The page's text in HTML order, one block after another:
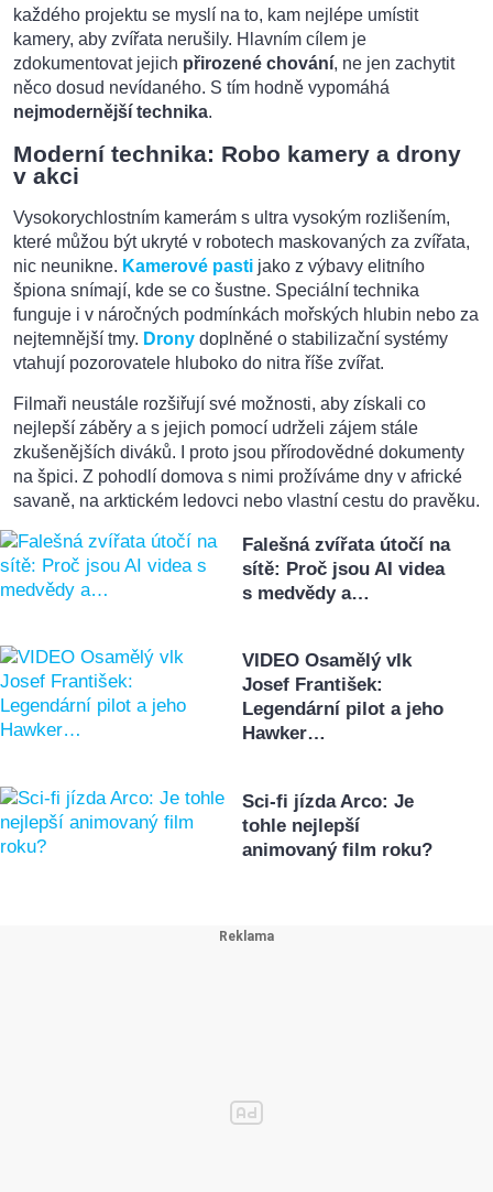
každého projektu se myslí na to, kam nejlépe umístit
kamery, aby zvířata nerušily. Hlavním cílem je
zdokumentovat jejich přirozené chování, ne jen zachytit
něco dosud nevídaného. S tím hodně vypomáhá
nejmodernější technika.
Moderní technika: Robo kamery a drony
v akci
Vysokorychlostním kamerám s ultra vysokým rozlišením,
které můžou být ukryté v robotech maskovaných za zvířata,
nic neunikne. Kamerové pasti jako z výbavy elitního
špiona snímají, kde se co šustne. Speciální technika
funguje i v náročných podmínkách mořských hlubin nebo za
nejtemnější tmy. Drony doplněné o stabilizační systémy
vtahují pozorovatele hluboko do nitra říše zvířat.
Filmaři neustále rozšiřují své možnosti, aby získali co
nejlepší záběry a s jejich pomocí udrželi zájem stále
zkušenějších diváků. I proto jsou přírodovědné dokumenty
na špici. Z pohodlí domova s nimi prožíváme dny v africké
savaně, na arktickém ledovci nebo vlastní cestu do pravěku.
Falešná zvířata útočí na
sítě: Proč jsou AI videa
s medvědy a…
VIDEO Osamělý vlk
Josef František:
Legendární pilot a jeho
Hawker…
Sci-fi jízda Arco: Je
tohle nejlepší
animovaný film roku?